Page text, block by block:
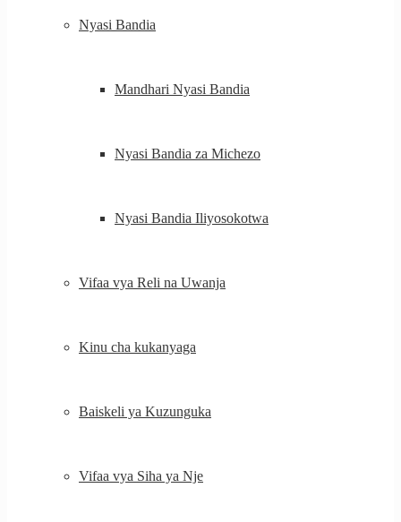
Nyasi Bandia
Mandhari Nyasi Bandia
Nyasi Bandia za Michezo
Nyasi Bandia Iliyosokotwa
Vifaa vya Reli na Uwanja
Kinu cha kukanyaga
Baiskeli ya Kuzunguka
Vifaa vya Siha ya Nje